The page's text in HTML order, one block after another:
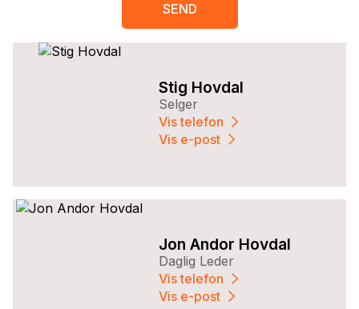
SEND
Stig Hovdal
Selger
Vis telefon
Vis e-post
Jon Andor Hovdal
Daglig Leder
Vis telefon
Vis e-post